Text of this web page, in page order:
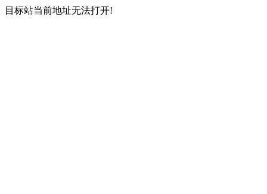
目标站当前地址无法打开!